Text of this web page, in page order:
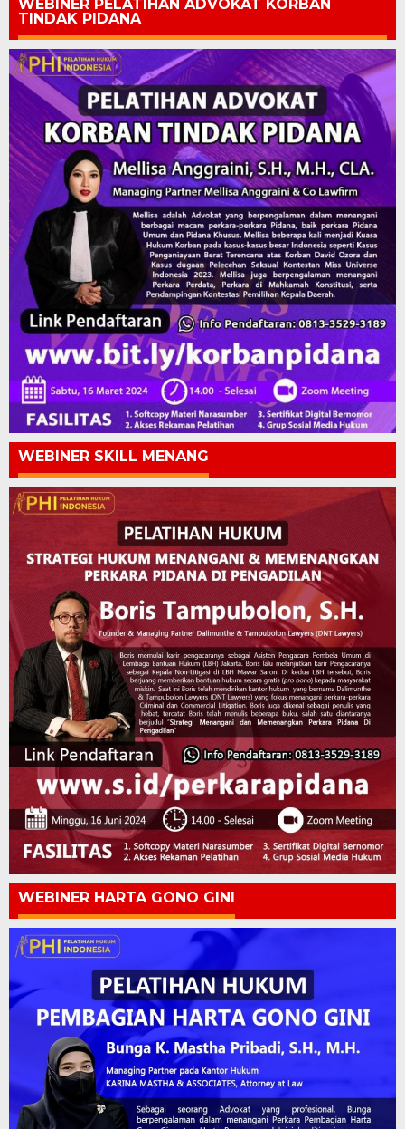
WEBINER PELATIHAN ADVOKAT KORBAN
TINDAK PIDANA
WEBINER SKILL MENANG
WEBINER HARTA GONO GINI